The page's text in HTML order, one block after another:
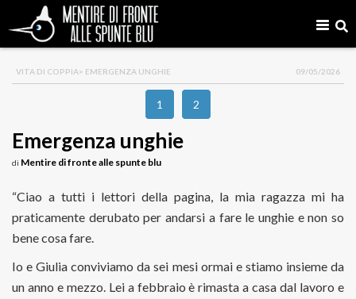
VITA DI COPPIA> EMERGENZA UNGHIE 09/05/2026
1 2
Emergenza unghie
di Mentire di fronte alle spunte blu
“Ciao a tutti i lettori della pagina, la mia ragazza mi ha
praticamente derubato per andarsi a fare le unghie e non so
bene cosa fare.
Io e Giulia conviviamo da sei mesi ormai e stiamo insieme da
un anno e mezzo. Lei a febbraio è rimasta a casa dal lavoro e